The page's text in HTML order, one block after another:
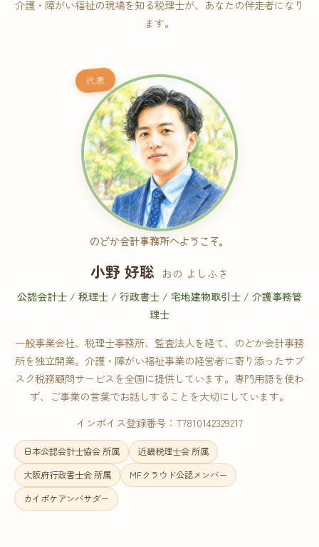
介護・障がい福祉の現場を知る税理士が、あなたの伴走者になり
ます。
代表
のどか会計事務所へようこそ。
小野 好聡 おの よしふさ
公認会計士 / 税理士 / 行政書士 / 宅地建物取引士 / 介護事務管
理士
一般事業会社、税理士事務所、監査法人を経て、のどか会計事務
所を独立開業。介護・障がい福祉事業の経営者に寄り添ったサブ
スク税務顧問サービスを全国に提供しています。専門用語を使わ
ず、ご事業の言葉でお話しすることを大切にしています。
インボイス登録番号：T7810142329217
日本公認会計士協会 所属
近畿税理士会 所属
大阪府行政書士会 所属
MFクラウド公認メンバー
カイポケアンバサダー